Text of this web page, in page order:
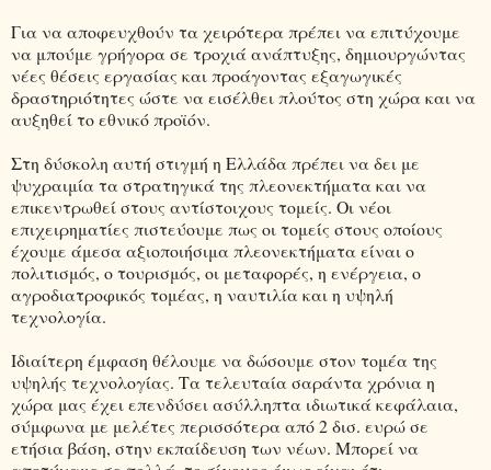
Για να αποφευχθούν τα χειρότερα πρέπει να επιτύχουμε
να μπούμε γρήγορα σε τροχιά ανάπτυξης, δημιουργώντας
νέες θέσεις εργασίας και προάγοντας εξαγωγικές
δραστηριότητες ώστε να εισέλθει πλούτος στη χώρα και να
αυξηθεί το εθνικό προϊόν.
Στη δύσκολη αυτή στιγμή η Ελλάδα πρέπει να δει με
ψυχραιμία τα στρατηγικά της πλεονεκτήματα και να
επικεντρωθεί στους αντίστοιχους τομείς. Οι νέοι
επιχειρηματίες πιστεύουμε πως οι τομείς στους οποίους
έχουμε άμεσα αξιοποιήσιμα πλεονεκτήματα είναι ο
πολιτισμός, ο τουρισμός, οι μεταφορές, η ενέργεια, ο
αγροδιατροφικός τομέας, η ναυτιλία και η υψηλή
τεχνολογία.
Ιδιαίτερη έμφαση θέλουμε να δώσουμε στον τομέα της
υψηλής τεχνολογίας. Τα τελευταία σαράντα χρόνια η
χώρα μας έχει επενδύσει ασύλληπτα ιδιωτικά κεφάλαια,
σύμφωνα με μελέτες περισσότερα από 2 δισ. ευρώ σε
ετήσια βάση, στην εκπαίδευση των νέων. Μπορεί να